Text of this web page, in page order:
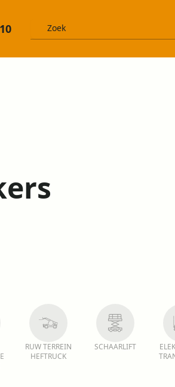
RUW TERREIN
HEFTRUCK
SCHAARLIFT